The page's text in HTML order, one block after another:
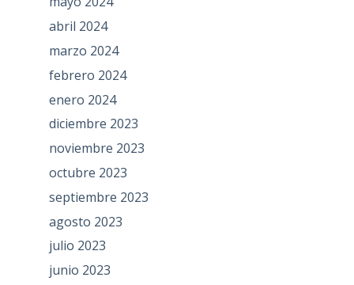
abril 2024
marzo 2024
febrero 2024
enero 2024
diciembre 2023
noviembre 2023
octubre 2023
septiembre 2023
agosto 2023
julio 2023
junio 2023